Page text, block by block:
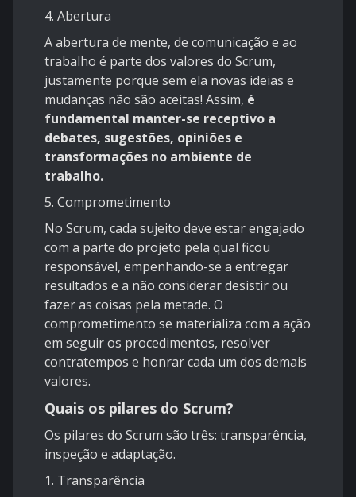
4. Abertura
A abertura de mente, de comunicação e ao
trabalho é parte dos valores do Scrum,
justamente porque sem ela novas ideias e
mudanças não são aceitas! Assim, é
fundamental manter-se receptivo a
debates, sugestões, opiniões e
transformações no ambiente de
trabalho.
5. Comprometimento
No Scrum, cada sujeito deve estar engajado
com a parte do projeto pela qual ficou
responsável, empenhando-se a entregar
resultados e a não considerar desistir ou
fazer as coisas pela metade. O
comprometimento se materializa com a ação
em seguir os procedimentos, resolver
contratempos e honrar cada um dos demais
valores.
Quais os pilares do Scrum?
Os pilares do Scrum são três: transparência,
inspeção e adaptação.
1. Transparência